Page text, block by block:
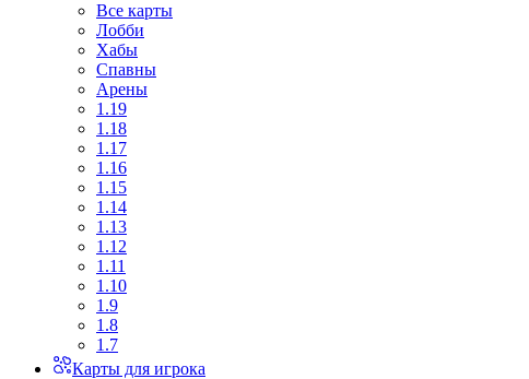
Все карты
Лобби
Хабы
Спавны
Арены
1.19
1.18
1.17
1.16
1.15
1.14
1.13
1.12
1.11
1.10
1.9
1.8
1.7
Карты для игрока